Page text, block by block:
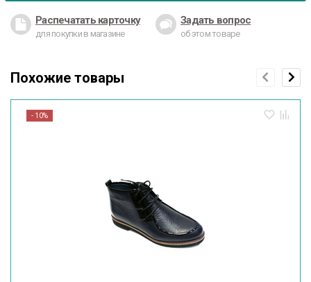
Распечатать карточку
для покупки в магазине
Задать вопрос
об этом товаре
Похожие товары
- 10%